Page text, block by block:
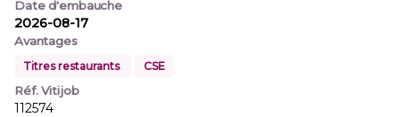
Date d'embauche
2026-08-17
Avantages
Titres restaurants CSE
Réf. Vitijob
112574